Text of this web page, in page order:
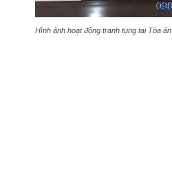
Hình ảnh hoạt động tranh tụng tại Tòa án